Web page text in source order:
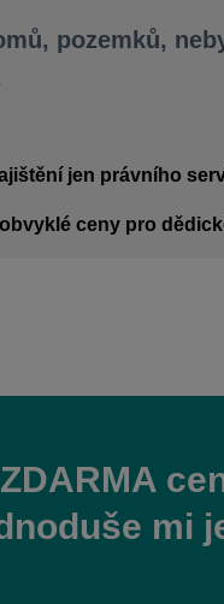
pozemků,
jen právního
ceny pro
mi